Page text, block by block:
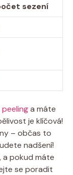
sezení
a máte
je klíčová!
– občas to
nadšení!
a pokud máte
se poradit